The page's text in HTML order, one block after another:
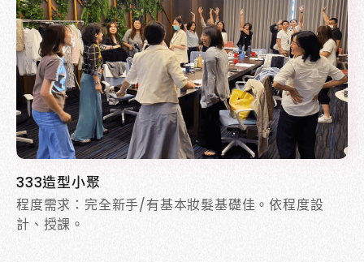
333造型小聚
程度需求：完全新手/有基本妝髮基礎佳。依程度設
計、授課。